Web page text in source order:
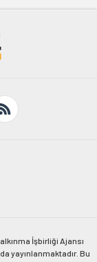
İşbirliği Ajansı
yayınlanmaktadır. Bu